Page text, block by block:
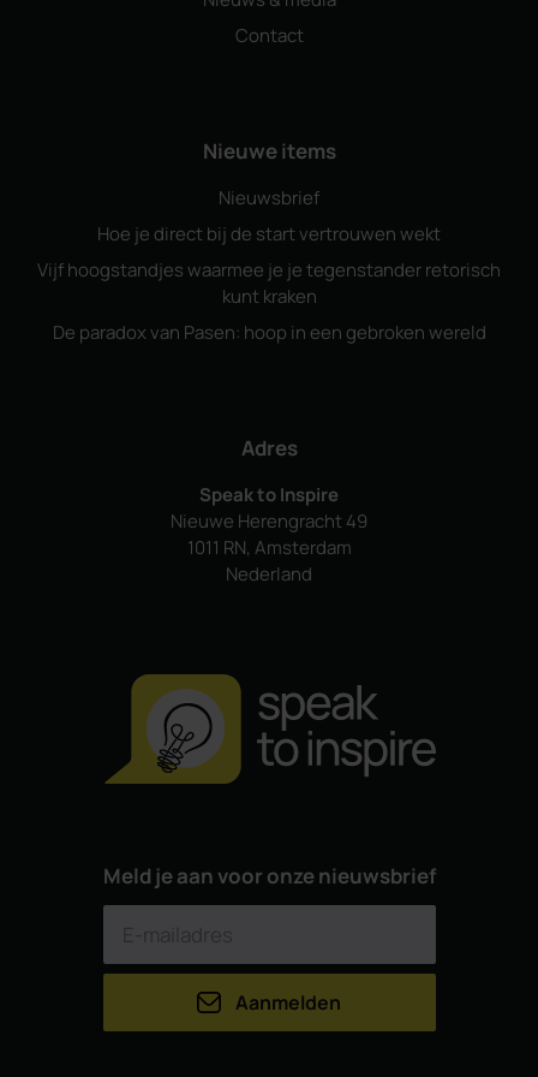
Contact
Nieuwe items
Nieuwsbrief
Hoe je direct bij de start vertrouwen wekt
Vijf hoogstandjes waarmee je je tegenstander retorisch
kunt kraken
De paradox van Pasen: hoop in een gebroken wereld
Adres
Speak to Inspire
Nieuwe Herengracht 49
1011 RN, Amsterdam
Nederland
Meld je aan voor onze nieuwsbrief
Aanmelden